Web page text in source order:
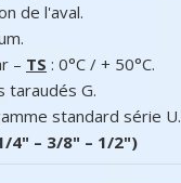
de l'aval.
– TS : 0°C / + 50°C.
taraudés G.
standard série U.
4" – 3/8" – 1/2")